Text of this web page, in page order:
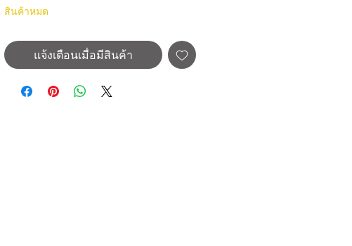
สินค้าหมด
แจ้งเตือนเมื่อมีสินค้า